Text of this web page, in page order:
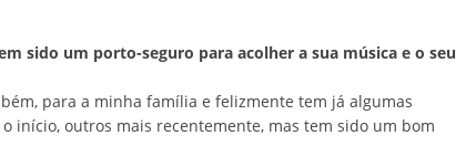
sido um porto-seguro para acolher a sua música e o seu
para a minha família e felizmente tem já algumas
início, outros mais recentemente, mas tem sido um bom